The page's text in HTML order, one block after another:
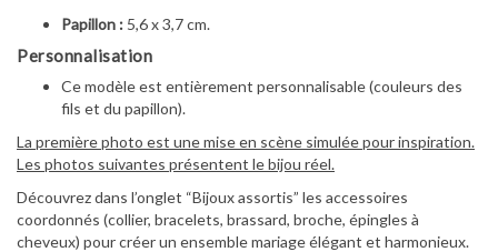
Papillon : 5,6 x 3,7 cm.
Personnalisation
Ce modèle est entièrement personnalisable (couleurs des
fils et du papillon).
La première photo est une mise en scène simulée pour inspiration.
Les photos suivantes présentent le bijou réel.
Découvrez dans l’onglet “Bijoux assortis” les accessoires
coordonnés (collier, bracelets, brassard, broche, épingles à
cheveux) pour créer un ensemble mariage élégant et harmonieux.